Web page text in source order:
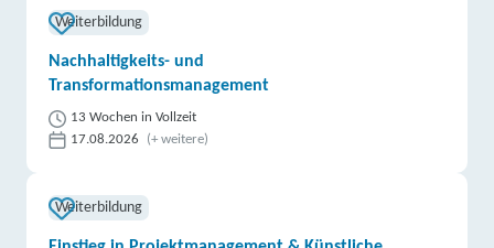
Weiterbildung
Nachhaltigkeits- und
Transformationsmanagement
13 Wochen in Vollzeit
17.08.2026
(+ weitere)
Weiterbildung